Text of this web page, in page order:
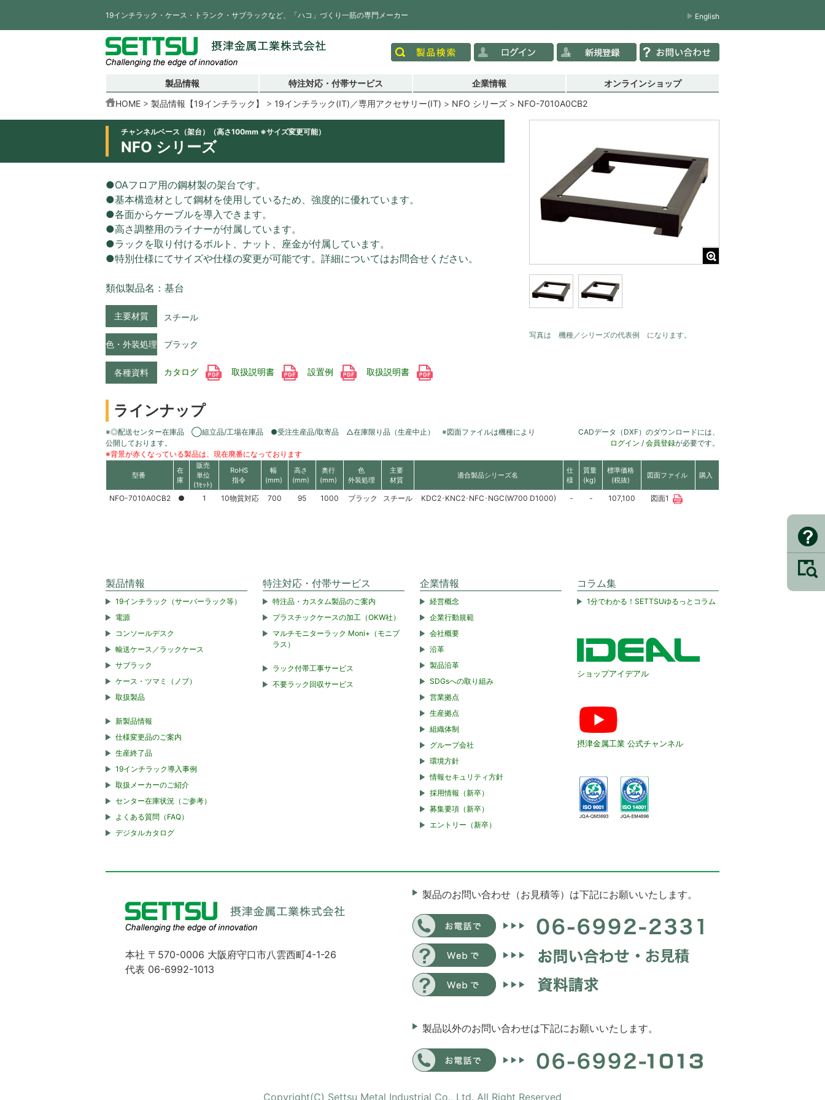
19インチラック・ケース・トランク・サブラックなど、「ハコ」づくり一筋の専門メーカー English
製品情報 特注対応・付帯サービス 企業情報 オンラインショップ
HOME 製品情報【19インチラック】 19インチラック(IT)／専用アクセサリー(IT) NFO シリーズ NFO-7010A0CB2
チャンネルベース（架台）（高さ100mm ※サイズ変更可能）
NFO シリーズ
●OAフロア用の鋼材製の架台です。
●基本構造材として鋼材を使用しているため、強度的に優れています。
●各面からケーブルを導入できます。
●高さ調整用のライナーが付属しています。
●ラックを取り付けるボルト、ナット、座金が付属しています。
●特別仕様にてサイズや仕様の変更が可能です。詳細についてはお問合せください。
類似製品名：基台
主要材質 スチール
色・外装処理 ブラック
各種資料 カタログ 取扱説明書 設置例 取扱説明書
写真は 機種／シリーズの代表例 になります。
ラインナップ
※◎配送センター在庫品 ◯組立品/工場在庫品 ●受注生産品/取寄品 △在庫限り品（生産中止） ※図面ファイルは機種により
公開しております。
※背景が赤くなっている製品は、現在廃番になっております
CADデータ（DXF）のダウンロードには、
ログイン / 会員登録が必要です。
型番
在
庫
販売
単位
(1ｾｯﾄ)
RoHS
指令
幅
(mm)
高さ
(mm)
奥行
(mm)
色
外装処理
主要
材質
適合製品シリーズ名
仕
様
質量
(kg)
標準価格
(税抜)
図面ファイル 購入
NFO-7010A0CB2 ● 1 10物質対応 700 95 1000 ブラック スチール KDC2･KNC2･NFC･NGC(W700 D1000) - - 107,100 図面1
製品情報
19インチラック（サーバーラック等）
電源
コンソールデスク
輸送ケース／ラックケース
サブラック
ケース・ツマミ（ノブ）
取扱製品
新製品情報
仕様変更品のご案内
生産終了品
19インチラック導入事例
取扱メーカーのご紹介
センター在庫状況（ご参考）
よくある質問（FAQ）
デジタルカタログ
特注対応・付帯サービス
特注品・カスタム製品のご案内
プラスチックケースの加工（OKW社）
マルチモニターラック Moni+（モニプ
ラス）
ラック付帯工事サービス
不要ラック回収サービス
企業情報
経営概念
企業行動規範
会社概要
沿革
製品沿革
SDGsへの取り組み
営業拠点
生産拠点
組織体制
グループ会社
環境方針
情報セキュリティ方針
採用情報（新卒）
募集要項（新卒）
エントリー（新卒）
コラム集
1分でわかる！SETTSUゆるっとコラム
ショップアイデアル
摂津金属工業 公式チャンネル
本社 〒570-0006 大阪府守口市八雲西町4-1-26
代表 06-6992-1013
製品のお問い合わせ（お見積等）は下記にお願いいたします。
製品以外のお問い合わせは下記にお願いいたします。
Copyright(C) Settsu Metal Industrial Co., Ltd. All Right Reserved